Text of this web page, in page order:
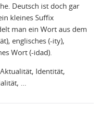
Deutsch ist doch gar
kleines Suffix
man ein Wort aus dem
englisches (-ity),
Wort (-idad).
Identität,
…